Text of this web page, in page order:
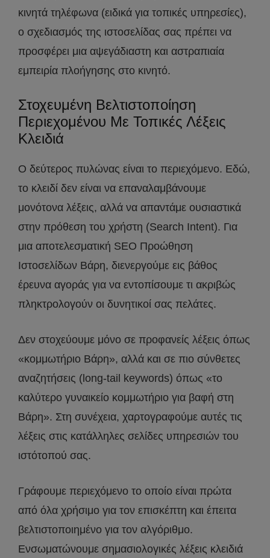
κινητά τηλέφωνα (ειδικά για τοπικές υπηρεσίες),
ο σχεδιασμός της ιστοσελίδας σας πρέπει να
προσφέρει μια αψεγάδιαστη και αστραπιαία
εμπειρία πλοήγησης στο κινητό.
Στοχευμένη Βελτιστοποίηση
Περιεχομένου Με Τοπικές Λέξεις
Κλειδιά
Ο δεύτερος πυλώνας είναι το περιεχόμενο. Εδώ,
το κλειδί δεν είναι να επαναλαμβάνουμε
μονότονα λέξεις, αλλά να απαντάμε ουσιαστικά
στην πρόθεση του χρήστη (Search Intent). Για
μια αποτελεσματική SEO Προώθηση
Ιστοσελίδων Βάρη, διενεργούμε εις βάθος
έρευνα αγοράς για να εντοπίσουμε τι ακριβώς
πληκτρολογούν οι δυνητικοί σας πελάτες.
Δεν στοχεύουμε μόνο σε προφανείς λέξεις όπως
«κομμωτήριο Βάρη», αλλά και σε πιο σύνθετες
αναζητήσεις (long-tail keywords) όπως «το
καλύτερο γυναικείο κομμωτήριο για βαφή στη
Βάρη». Στη συνέχεια, χαρτογραφούμε αυτές τις
λέξεις στις κατάλληλες σελίδες υπηρεσιών του
ιστότοπού σας.
Γράφουμε περιεχόμενο το οποίο είναι πρώτα
από όλα χρήσιμο για τον επισκέπτη και έπειτα
βελτιστοποιημένο για τον αλγόριθμο.
Ενσωματώνουμε σημασιολογικές λέξεις κλειδιά